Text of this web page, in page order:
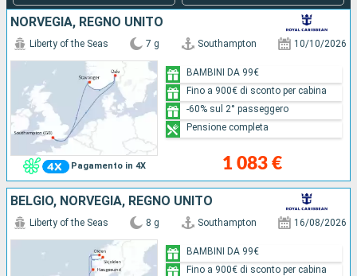
NORVEGIA, REGNO UNITO
Pagamento in 4X
Liberty of the Seas 7 g Southampton 10/10/2026
1 083 €
BAMBINI DA 99€
Fino a 900€ di sconto per cabina
-60% sul 2° passeggero
Pensione completa
BELGIO, NORVEGIA, REGNO UNITO
Liberty of the Seas 8 g Southampton 16/08/2026
BAMBINI DA 99€
Fino a 900€ di sconto per cabina